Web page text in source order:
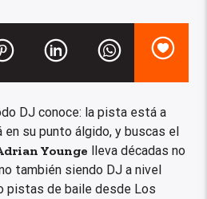
DJ conoce: la pista está a
en su punto álgido, y buscas el
Younge lleva décadas no
también siendo DJ a nivel
pistas de baile desde Los